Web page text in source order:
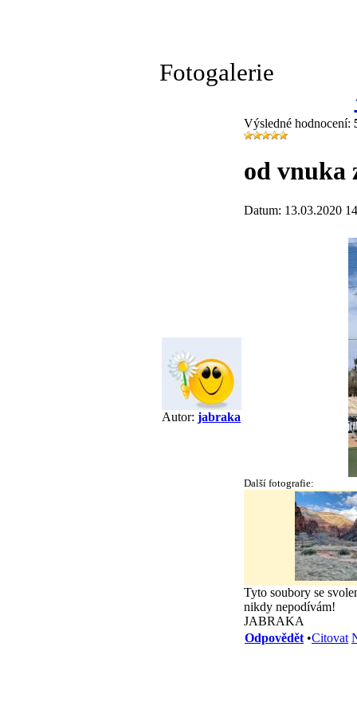
Fotogalerie
Autor: jabraka
Výsledné hodnocení:
od vnuka
Datum: 13.03.2020
Další fotografie:
Tyto soubory se
nikdy nepodívám!
JABRAKA
Odpovědět •Citovat